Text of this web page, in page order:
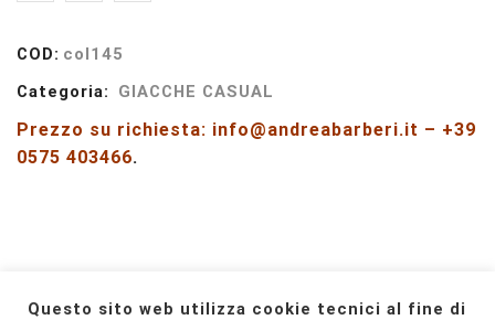
COD: col145
Categoria:
GIACCHE CASUAL
Prezzo su richiesta: info@andreabarberi.it – +39
0575 403466.
Questo sito web utilizza cookie tecnici al fine di